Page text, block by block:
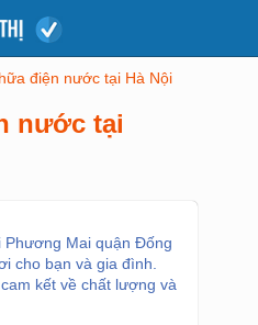
điện nước tại Hà Nội
nước tại
Mai quận Đống
cho bạn và gia đình.
kết về chất lượng và